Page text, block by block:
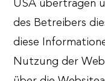
USA übertragen
des Betreibers
diese
Nutzung der